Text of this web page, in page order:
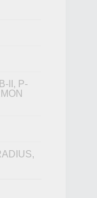
II, P-